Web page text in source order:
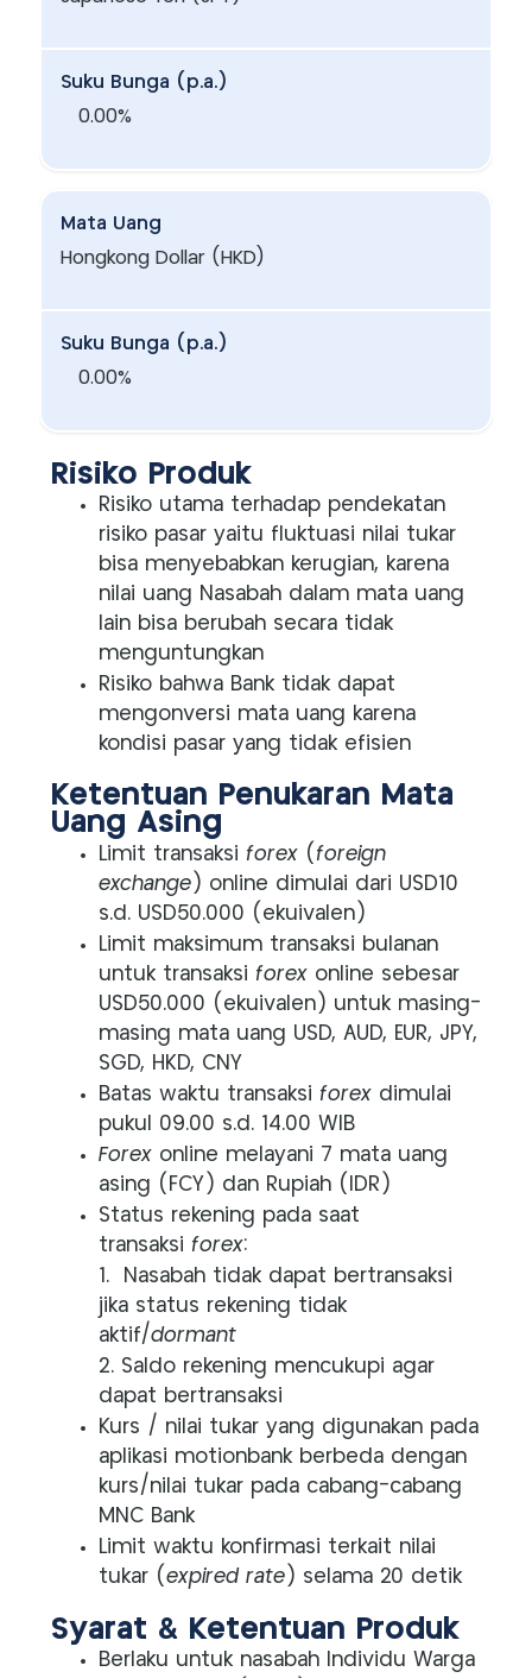
Suku Bunga (p.a.)
0.00%
Mata Uang
Hongkong Dollar (HKD)
Suku Bunga (p.a.)
0.00%
Risiko Produk
Risiko utama terhadap pendekatan
risiko pasar yaitu fluktuasi nilai tukar
bisa menyebabkan kerugian, karena
nilai uang Nasabah dalam mata uang
lain bisa berubah secara tidak
menguntungkan
Risiko bahwa Bank tidak dapat
mengonversi mata uang karena
kondisi pasar yang tidak efisien
Ketentuan Penukaran Mata
Uang Asing
Limit transaksi forex ( foreign
exchange ) online dimulai dari USD10
s.d. USD50.000 (ekuivalen)
Limit maksimum transaksi bulanan
untuk transaksi forex online sebesar
USD50.000 (ekuivalen) untuk masing-
masing mata uang USD, AUD, EUR, JPY,
SGD, HKD, CNY
Batas waktu transaksi forex dimulai
pukul 09.00 s.d. 14.00 WIB
Forex online melayani 7 mata uang
asing (FCY) dan Rupiah (IDR)
Status rekening pada saat
transaksi forex:
1. Nasabah tidak dapat bertransaksi
jika status rekening tidak
aktif/dormant
2. Saldo rekening mencukupi agar
dapat bertransaksi
Kurs / nilai tukar yang digunakan pada
aplikasi motionbank berbeda dengan
kurs/nilai tukar pada cabang-cabang
MNC Bank
Limit waktu konfirmasi terkait nilai
tukar ( expired rate ) selama 20 detik
Syarat & Ketentuan Produk
Berlaku untuk nasabah Individu Warga